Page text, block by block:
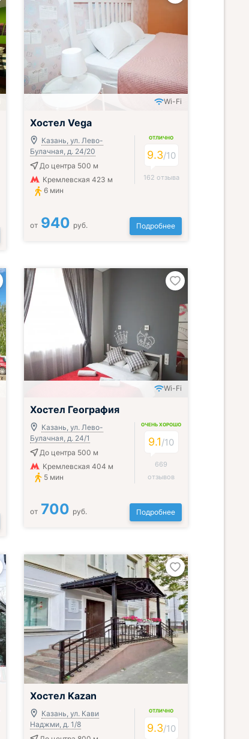
Wi-Fi
Хостел Vega
Казань, ул. Лево-
Булачная, д. 24/20
До центра 500 м
Кремлевская 423 м
6 мин
ОТЛИЧНО
9.3/10
162 отзыва
от 940 руб. Подробнее
Wi-Fi
Хостел География
Казань, ул. Лево-
Булачная, д. 24/1
До центра 500 м
Кремлевская 404 м
5 мин
ОЧЕНЬ ХОРОШО
9.1/10
669
отзывов
от 700 руб. Подробнее
Хостел Kazan
Казань, ул. Кави
Наджми, д. 1/8
ОТЛИЧНО
9.3/10